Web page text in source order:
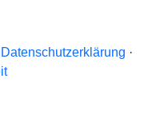
Datenschutzerklärung ·